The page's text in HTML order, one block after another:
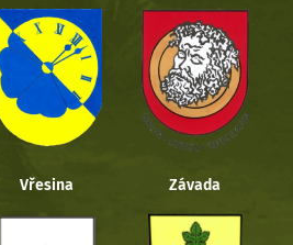
Vřesina Závada